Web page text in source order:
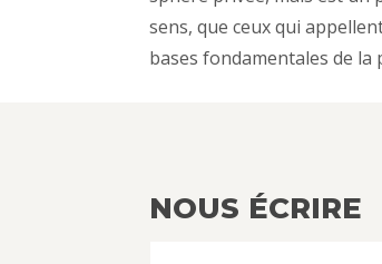
sens, que ceux qui
bases fondamentales de la
NOUS ÉCRIRE